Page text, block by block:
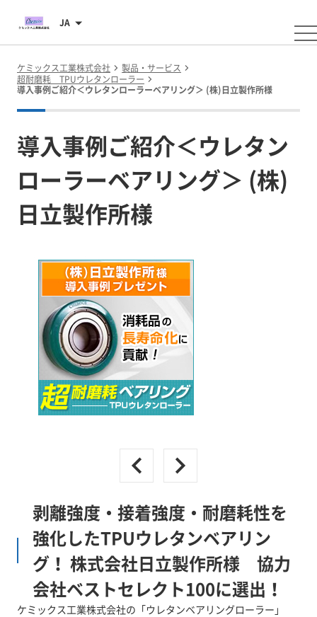
JA
ケミックス工業株式会社
製品・サービス
超耐磨耗 TPUウレタンローラー
導入事例ご紹介＜ウレタンローラーベアリング＞ (株)日立製作所様
導入事例ご紹介＜ウレタン
ローラーベアリング＞ (株)
日立製作所様
剥離強度・接着強度・耐磨耗性を
強化したTPUウレタンベアリン
グ！ 株式会社日立製作所様 協力
会社ベストセレクト100に選出！
ケミックス工業株式会社の「ウレタンベアリングローラー」